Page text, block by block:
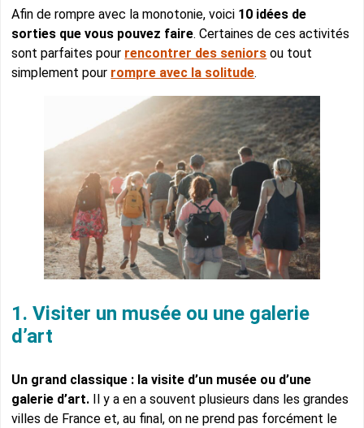
Afin de rompre avec la monotonie, voici 10 idées de
sorties que vous pouvez faire. Certaines de ces activités
sont parfaites pour rencontrer des seniors ou tout
simplement pour rompre avec la solitude.
1. Visiter un musée ou une galerie
d’art
Un grand classique : la visite d’un musée ou d’une
galerie d’art. Il y a en a souvent plusieurs dans les grandes
villes de France et, au final, on ne prend pas forcément le